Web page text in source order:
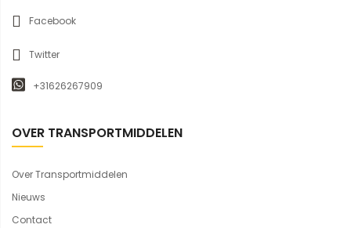
Facebook
Twitter
+31626267909
OVER TRANSPORTMIDDELEN
Over Transportmiddelen
Nieuws
Contact